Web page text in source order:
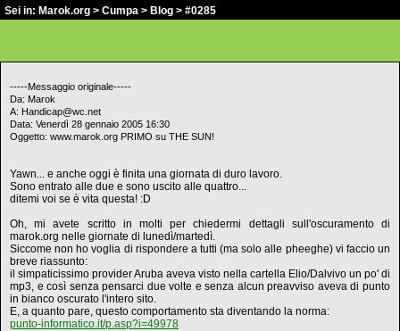
Sei in: Marok.org > Cumpa > Blog > #0285
-----Messaggio originale-----
Da: Marok
A: Handicap@wc.net
Data: Venerdì 28 gennaio 2005 16:30
Oggetto: www.marok.org PRIMO su THE SUN!
Yawn... e anche oggi è finita una giornata di duro lavoro.
Sono entrato alle due e sono uscito alle quattro...
ditemi voi se è vita questa! :D
Oh, mi avete scritto in molti per chiedermi dettagli sull'oscuramento di
marok.org nelle giornate di lunedì/martedì.
Siccome non ho voglia di rispondere a tutti (ma solo alle pheeghe) vi faccio un
breve riassunto:
il simpaticissimo provider Aruba aveva visto nella cartella Elio/Dalvivo un po' di
mp3, e così senza pensarci due volte e senza alcun preavviso aveva di punto
in bianco oscurato l'intero sito.
E, a quanto pare, questo comportamento sta diventando la norma:
punto-informatico.it/p.asp?i=49978